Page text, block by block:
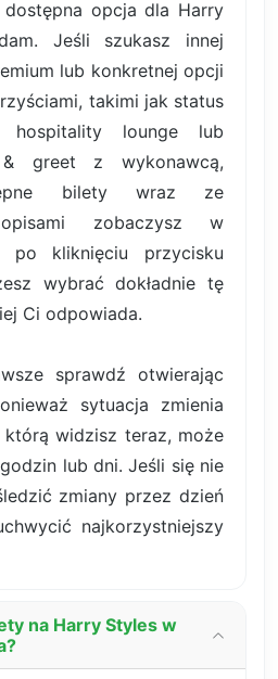
dostępna opcja dla Harry
Jeśli szukasz innej
lub konkretnej opcji
takimi jak status
lounge lub
greet z wykonawcą,
bilety wraz ze
opisami zobaczysz w
po kliknięciu przycisku
wybrać dokładnie tę
Ci odpowiada.
sprawdź otwierając
sytuacja zmienia
widzisz teraz, może
lub dni. Jeśli się nie
zmiany przez dzień
najkorzystniejszy
na Harry Styles w